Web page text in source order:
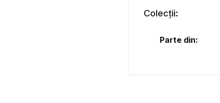
Colecții:
Parte din: